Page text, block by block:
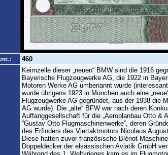
460
Keimzelle dieser „neuen“ BMW sind die 1916
Bayerische Flugzeugwerke AG, die 1922 in
Motoren Werke AG umbenannt wurde
wurde übrigens 1923 in München auch eine
Flugzeugwerke AG gegründet, aus der 1938 die
AG wurde). Die „alte“ BFW war nach deren
Auffanggesellschaft für die „Aeroplanbau Otto &
“Gustav Otto Flugmaschinenwerke”, deren
des Erfinders des Viertaktmotors Nicolaus
Diese hatten zuvor französische Blériot-
Doppeldecker der elsässischen Aviatik GmbH